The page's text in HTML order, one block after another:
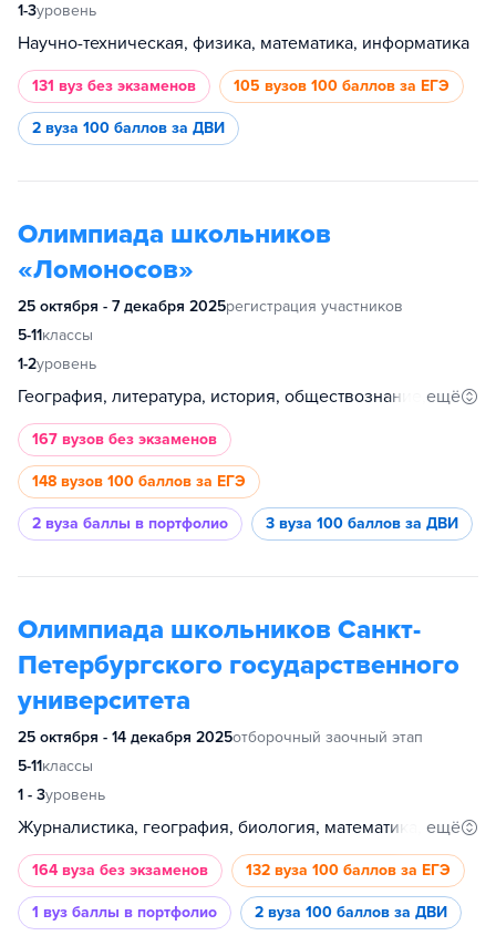
1-3уровень
Научно-техническая, физика, математика, информатика
131 вуз без экзаменов 105 вузов 100 баллов за ЕГЭ
2 вуза 100 баллов за ДВИ
Олимпиада школьников
«Ломоносов»
25 октября - 7 декабря 2025регистрация участников
5-11классы
1-2уровень
География, литература, история, обществознание, биология, философия, право, информатика, психология, химия, математика, иностранный язык, основы российской государственности, религиоведение, политология, русский язык, международные отношения и глобалистика, механика и математическое моделирование, физика, фундаментальная медицина, робототехника, предпринимательство, экология, космонавтика, генетика, журналистика, геология, высокие технологии
ещё
167 вузов без экзаменов
148 вузов 100 баллов за ЕГЭ
2 вуза баллы в портфолио 3 вуза 100 баллов за ДВИ
Олимпиада школьников Санкт-
Петербургского государственного
университета
25 октября - 14 декабря 2025отборочный заочный этап
5-11классы
1 - 3уровень
Журналистика, география, биология, математика, информатика, физика, история, филология, французский язык, испанский язык, немецкий язык, китайский язык, английский язык, философия, международные отношения, экономика, инженерные системы, химия, обществознание, право, математическое моделирование и искусственный интеллект, политология, гуманитарные и социальные науки, психология, медицина
ещё
164 вуза без экзаменов 132 вуза 100 баллов за ЕГЭ
1 вуз баллы в портфолио 2 вуза 100 баллов за ДВИ